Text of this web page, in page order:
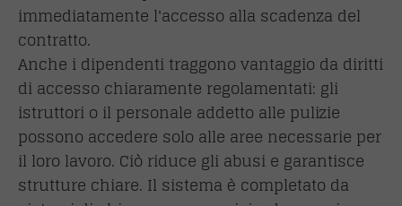
immediatamente l'accesso alla scadenza del
contratto.
Anche i dipendenti traggono vantaggio da diritti
di accesso chiaramente regolamentati: gli
istruttori o il personale addetto alle pulizie
possono accedere solo alle aree necessarie per
il loro lavoro. Ciò riduce gli abusi e garantisce
strutture chiare. Il sistema è completato da